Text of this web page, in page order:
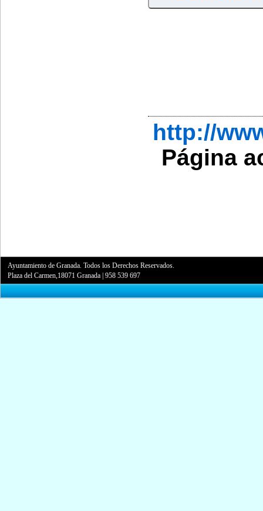
http://
Página
Ayuntamiento de Granada. Todos los Derechos Reservados.
Plaza del Carmen,18071 Granada |958 539 697